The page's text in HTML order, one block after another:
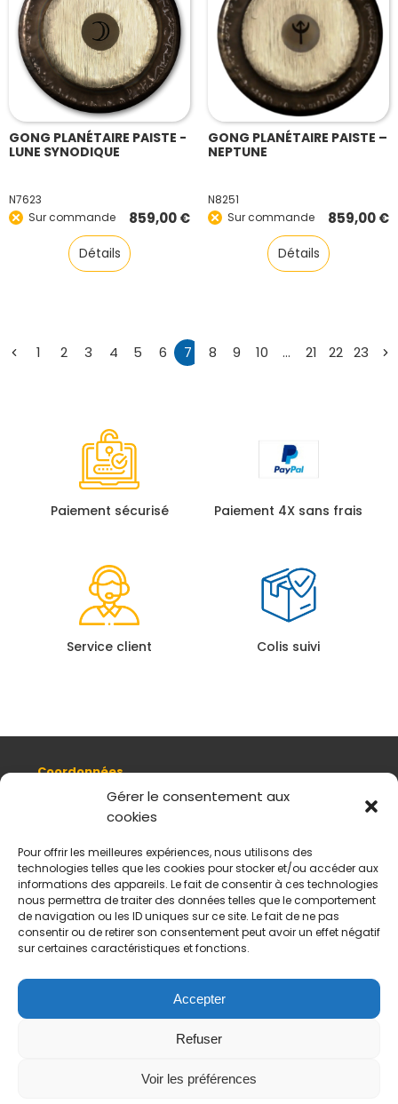
Gérer le consentement aux
cookies
Pour offrir les meilleures expériences, nous utilisons des
technologies telles que les cookies pour stocker et/ou accéder aux
informations des appareils. Le fait de consentir à ces technologies
nous permettra de traiter des données telles que le comportement
de navigation ou les ID uniques sur ce site. Le fait de ne pas
consentir ou de retirer son consentement peut avoir un effet négatif
sur certaines caractéristiques et fonctions.
Accepter
Refuser
Voir les préférences
GONG PLANÉTAIRE PAISTE -
LUNE SYNODIQUE
N7623
Sur commande
859,00€
Détails
GONG PLANÉTAIRE PAISTE –
NEPTUNE
N8251
Sur commande
859,00€
Détails
← 1 2 3 4 5 6 7 8 9 10 … 21 22 23 →
Paiement sécurisé Paiement 4X sans frais
Service client Colis suivi
Coordonnées
8, quai Romain Rolland 69005 Lyon
+ 33 (0)4 78 42 55 04
Plan d'accès
Mentions légales
Politique de données personnelles
CGV
Horaires d’ouverture
Du mardi au samedi :
Fermé le dimanche et le lundi